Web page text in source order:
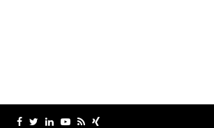
Facebook
TwitterLinkedinYoutube
RssXing